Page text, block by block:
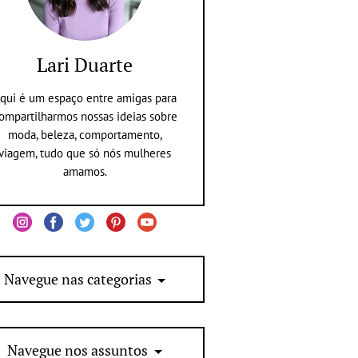
Lari Duarte
é um espaço entre amigas para
nossas ideias sobre
moda, beleza, comportamento,
tudo que só nós mulheres
amamos.
Navegue nas categorias
Navegue nos assuntos